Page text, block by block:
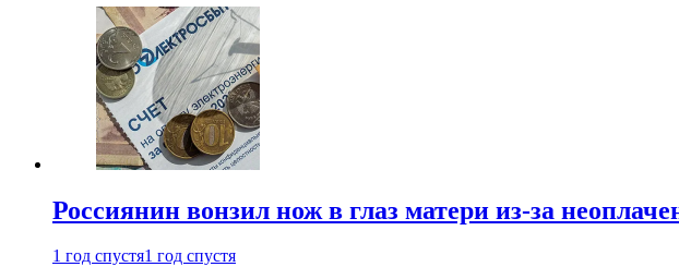
Россиянин вонзил нож в глаз матери из-за
1 год спустя1 год спустя